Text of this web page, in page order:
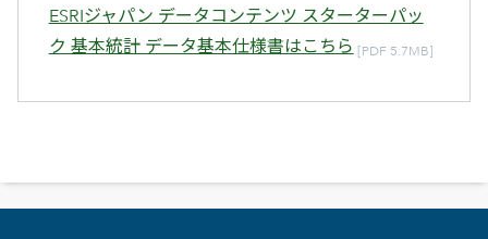
ESRIジャパン データコンテンツ スターターパッ
ク 基本統計 データ基本仕様書はこちら[PDF 5.7MB]